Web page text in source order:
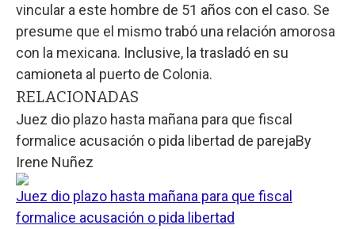
vincular a este hombre de 51 años con el caso. Se
presume que el mismo trabó una relación amorosa
con la mexicana. Inclusive, la trasladó en su
camioneta al puerto de Colonia.
RELACIONADAS
Juez dio plazo hasta mañana para que fiscal
formalice acusación o pida libertad de parejaBy
Irene Nuñez
Juez dio plazo hasta mañana para que fiscal
formalice acusación o pida libertad